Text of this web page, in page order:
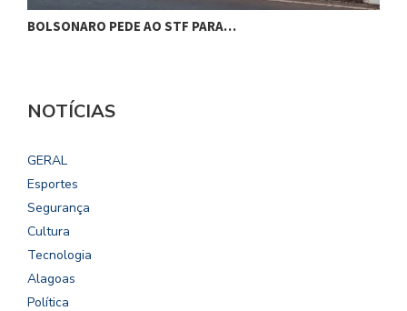
BOLSONARO PEDE AO STF PARA…
NOTÍCIAS
GERAL
Esportes
Segurança
Cultura
Tecnologia
Alagoas
Política